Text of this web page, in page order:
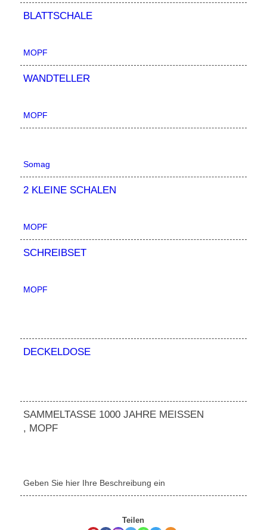
BLATTSCHALE
MOPF
WANDTELLER
MOPF
Somag
2 KLEINE SCHALEN
MOPF
SCHREIBSET
MOPF
DECKELDOSE
SAMMELTASSE 1000 JAHRE MEISSEN
, MOPF
Geben Sie hier Ihre Beschreibung ein
Teilen